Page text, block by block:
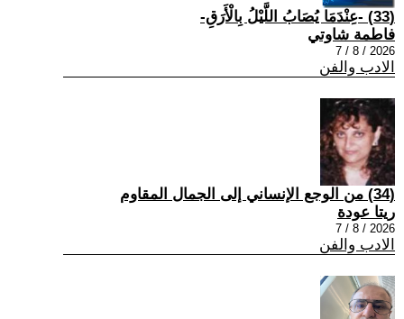
(33) -عِنْدَمَا يُصَابُ اللَّيْلُ بِالْأَرَقِ-
فاطمة شاوتي
2026 / 8 / 7
الادب والفن
(34) من الوجع الإنساني إلى الجمال المقاوم
ريتا عودة
2026 / 8 / 7
الادب والفن